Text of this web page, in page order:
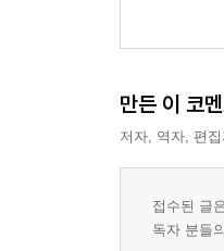
만든 이 코
저자, 역자, 편
접수된 글
독자 분들